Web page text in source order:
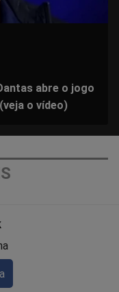
abre o jogo
o vídeo)